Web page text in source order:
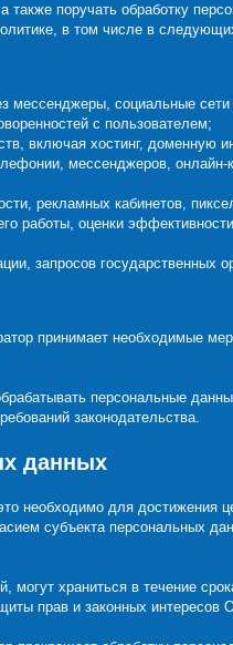
поручать обработку
в том числе в
мессенджеры, социальные
с пользователем;
включая хостинг, доменную
мессенджеров, онлайн-
рекламных кабинетов,
работы, оценки
запросов государственных
принимает необходимые
персональные
законодательства.
данных
необходимо для достижения
субъекта персональных
храниться в течение
прав и законных интересов